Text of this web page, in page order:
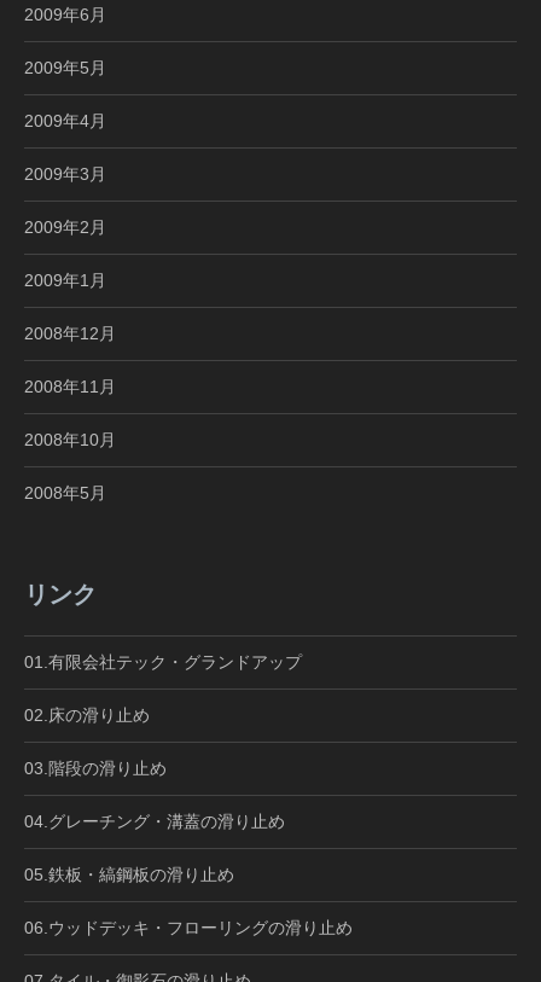
2009年6月
2009年5月
2009年4月
2009年3月
2009年2月
2009年1月
2008年12月
2008年11月
2008年10月
2008年5月
リンク
01.有限会社テック・グランドアップ
02.床の滑り止め
03.階段の滑り止め
04.グレーチング・溝蓋の滑り止め
05.鉄板・縞鋼板の滑り止め
06.ウッドデッキ・フローリングの滑り止め